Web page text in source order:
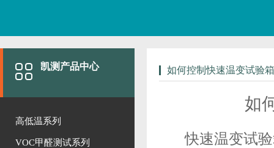
凯测产品中心
高低温系列
VOC甲醛测试系列
如何控制快速温变试验
如
快速温变试